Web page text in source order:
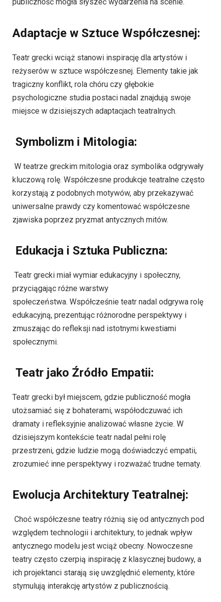
publiczność mogła słyszeć wydarzenia na scenie.
Adaptacje w Sztuce Współczesnej:
Teatr grecki wciąż stanowi inspirację dla artystów i
reżyserów w sztuce współczesnej. Elementy takie jak
tragiczny konflikt, rola chóru czy głębokie
psychologiczne studia postaci nadal znajdują swoje
miejsce w dzisiejszych adaptacjach teatralnych.
Symbolizm i Mitologia:
W teatrze greckim mitologia oraz symbolika odgrywały
kluczową rolę. Współczesne produkcje teatralne często
korzystają z podobnych motywów, aby przekazywać
uniwersalne prawdy czy komentować współczesne
zjawiska poprzez pryzmat antycznych mitów.
Edukacja i Sztuka Publiczna:
Teatr grecki miał wymiar edukacyjny i społeczny,
przyciągając różne warstwy
społeczeństwa. Współcześnie teatr nadal odgrywa rolę
edukacyjną, prezentując różnorodne perspektywy i
zmuszając do refleksji nad istotnymi kwestiami
społecznymi.
Teatr jako Źródło Empatii:
Teatr grecki był miejscem, gdzie publiczność mogła
utożsamiać się z bohaterami, współodczuwać ich
dramaty i refleksyjnie analizować własne życie. W
dzisiejszym kontekście teatr nadal pełni rolę
przestrzeni, gdzie ludzie mogą doświadczyć empatii,
zrozumieć inne perspektywy i rozważać trudne tematy.
Ewolucja Architektury Teatralnej:
Choć współczesne teatry różnią się od antycznych pod
względem technologii i architektury, to jednak wpływ
antycznego modelu jest wciąż obecny. Nowoczesne
teatry często czerpią inspirację z klasycznej budowy, a
ich projektanci starają się uwzględnić elementy, które
stymulują interakcję artystów z publicznością.